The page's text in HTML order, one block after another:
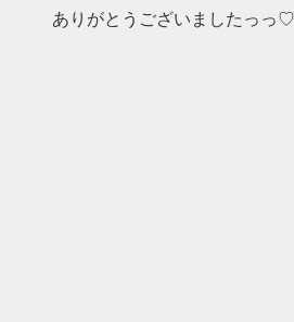
ありがとうございましたっ